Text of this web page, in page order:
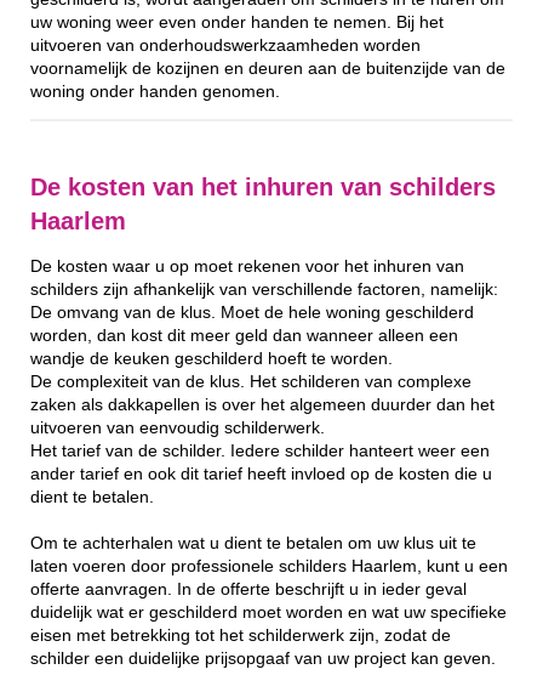
uw woning weer even onder handen te nemen. Bij het
uitvoeren van onderhoudswerkzaamheden worden
voornamelijk de kozijnen en deuren aan de buitenzijde van de
woning onder handen genomen.
De kosten van het inhuren van schilders
Haarlem
De kosten waar u op moet rekenen voor het inhuren van
schilders zijn afhankelijk van verschillende factoren, namelijk:
De omvang van de klus. Moet de hele woning geschilderd
worden, dan kost dit meer geld dan wanneer alleen een
wandje de keuken geschilderd hoeft te worden.
De complexiteit van de klus. Het schilderen van complexe
zaken als dakkapellen is over het algemeen duurder dan het
uitvoeren van eenvoudig schilderwerk.
Het tarief van de schilder. Iedere schilder hanteert weer een
ander tarief en ook dit tarief heeft invloed op de kosten die u
dient te betalen.
Om te achterhalen wat u dient te betalen om uw klus uit te
laten voeren door professionele schilders Haarlem, kunt u een
offerte aanvragen. In de offerte beschrijft u in ieder geval
duidelijk wat er geschilderd moet worden en wat uw specifieke
eisen met betrekking tot het schilderwerk zijn, zodat de
schilder een duidelijke prijsopgaaf van uw project kan geven.